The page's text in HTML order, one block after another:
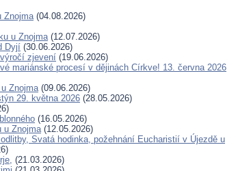
Znojma(04.08.2026)
u Znojma(12.07.2026)
Dyjí (30.06.2026)
zjevení (19.06.2026)
mariánské procesí v dějinách Církve! 13. června 2026
Znojma(09.06.2026)
29. května 2026 (28.05.2026)
(16.05.2026)
u Znojma(12.05.2026)
Svatá hodinka, požehnání Eucharistií v Újezdě u
(21.03.2026)